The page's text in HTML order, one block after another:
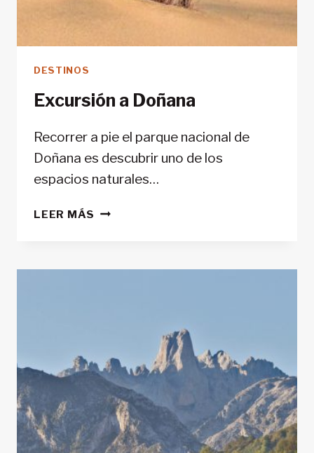
DESTINOS
Excursión a Doñana
Recorrer a pie el parque nacional de
Doñana es descubrir uno de los
espacios naturales…
LEER MÁS EXCURSIÓN